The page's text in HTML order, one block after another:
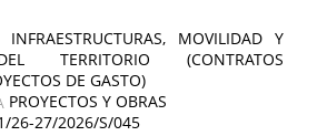
MOVILIDAD Y
TERRITORIO (CONTRATOS
DE GASTO)
PROYECTOS Y OBRAS
26-27/2026/S/045